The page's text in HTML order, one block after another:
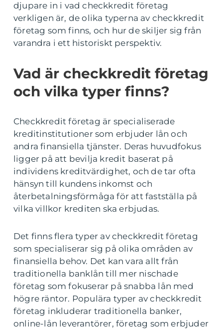
djupare in i vad checkkredit företag
verkligen är, de olika typerna av checkkredit
företag som finns, och hur de skiljer sig från
varandra i ett historiskt perspektiv.
Vad är checkkredit företag
och vilka typer finns?
Checkkredit företag är specialiserade
kreditinstitutioner som erbjuder lån och
andra finansiella tjänster. Deras huvudfokus
ligger på att bevilja kredit baserat på
individens kreditvärdighet, och de tar ofta
hänsyn till kundens inkomst och
återbetalningsförmåga för att fastställa på
vilka villkor krediten ska erbjudas.
Det finns flera typer av checkkredit företag
som specialiserar sig på olika områden av
finansiella behov. Det kan vara allt från
traditionella banklån till mer nischade
företag som fokuserar på snabba lån med
högre räntor. Populära typer av checkkredit
företag inkluderar traditionella banker,
online-lån leverantörer, företag som erbjuder